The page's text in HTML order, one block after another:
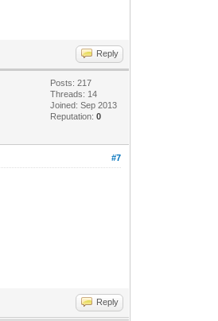
Reply
Posts: 217
Threads: 14
Joined: Sep 2013
Reputation:0
#7
Reply